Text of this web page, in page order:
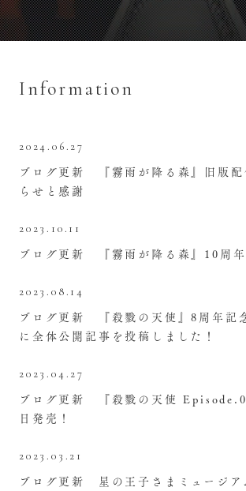
Information
2024.06.27
ブログ更新 『霧雨が降る森』旧版配
らせと感謝
2023.10.11
ブログ更新 『霧雨が降る森』10周年
2023.08.14
ブログ更新 『殺戮の天使』8周年記
に全体公開記事を投稿しました！
2023.04.27
ブログ更新 『殺戮の天使
日発売！
2023.03.21
ブログ更新 星の王子さまミュージア